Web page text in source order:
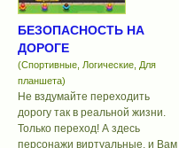
БЕЗОПАСНОСТЬ НА
ДОРОГЕ
(Спортивные, Логические, Для
планшета)
Не вздумайте переходить
дорогу так в реальной жизни.
Только переход! А здесь
персонажи виртуальные, и Вам